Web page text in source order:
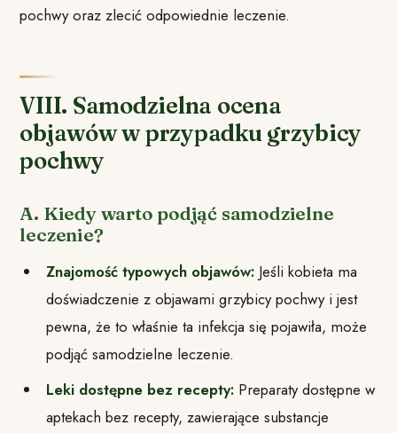
pochwy oraz zlecić odpowiednie leczenie.
VIII. Samodzielna ocena
objawów w przypadku grzybicy
pochwy
A. Kiedy warto podjąć samodzielne
leczenie?
Znajomość typowych objawów:Jeśli kobieta ma
doświadczenie z objawami grzybicy pochwy i jest
pewna, że to właśnie ta infekcja się pojawiła, może
podjąć samodzielne leczenie.
Leki dostępne bez recepty:Preparaty dostępne w
aptekach bez recepty, zawierające substancje